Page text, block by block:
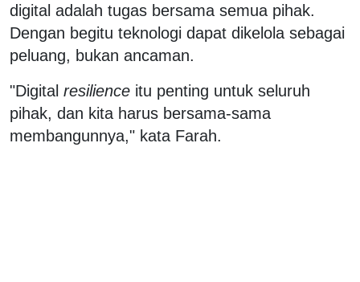
digital adalah tugas bersama semua pihak.
Dengan begitu teknologi dapat dikelola sebagai
peluang, bukan ancaman.
"Digital resilience itu penting untuk seluruh
pihak, dan kita harus bersama-sama
membangunnya," kata Farah.